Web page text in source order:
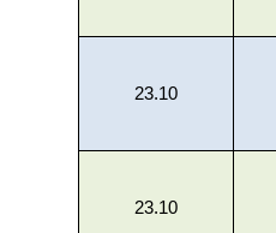
23.10
23.10